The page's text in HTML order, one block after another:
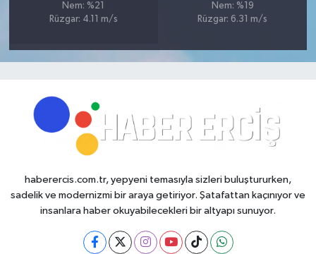
Nem: %21
Rüzgar: 4.11 m/s
Nem: %19
Rüzgar: 6.31 m/s
haberercis.com.tr, yepyeni temasıyla sizleri buluştururken,
sadelik ve modernizmi bir araya getiriyor. Şatafattan kaçınıyor ve
insanlara haber okuyabilecekleri bir altyapı sunuyor.